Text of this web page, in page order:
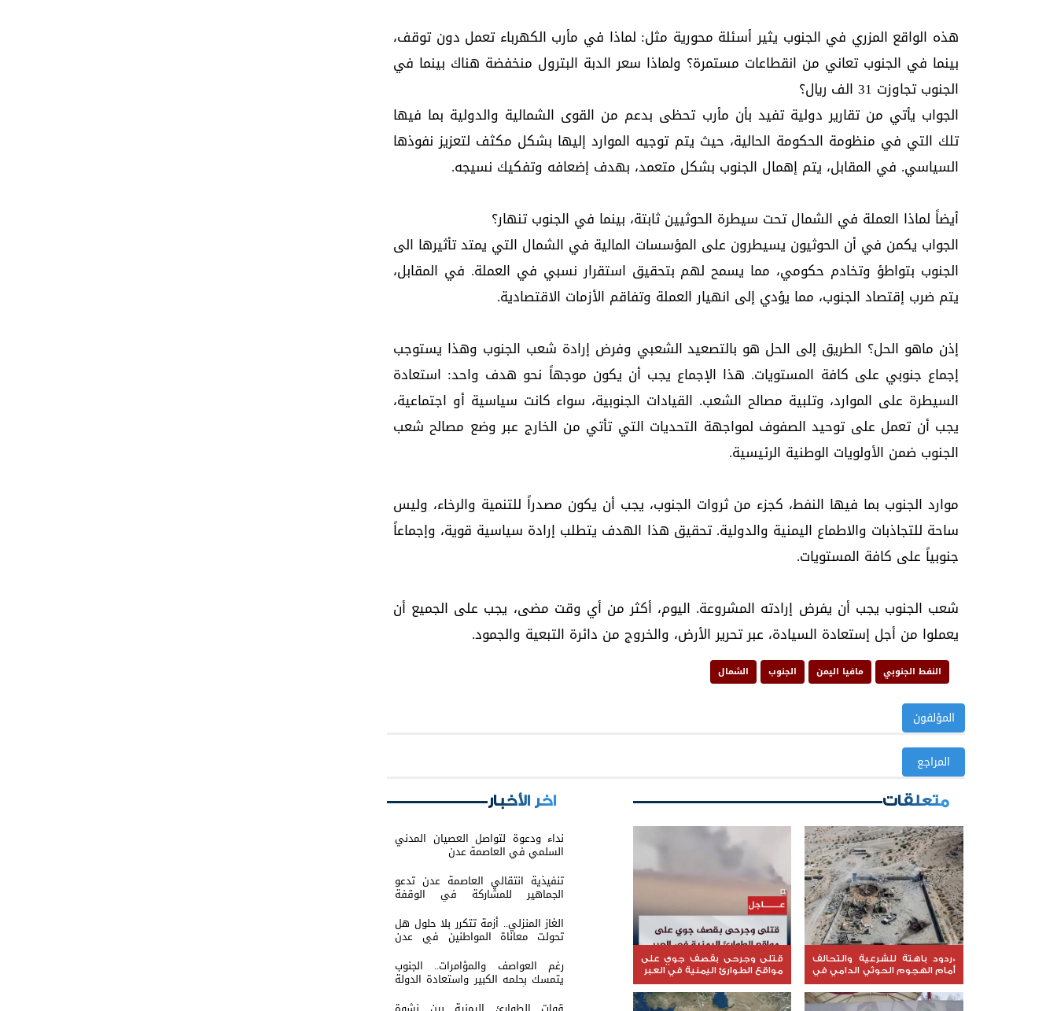
هذه الواقع المزري في الجنوب يثير أسئلة محورية مثل: لماذا في مأرب الكهرباء تعمل دون توقف،
بينما في الجنوب تعاني من انقطاعات مستمرة؟ ولماذا سعر الدبة البترول منخفضة هناك بينما في
الجنوب تجاوزت 31 الف ريال؟
الجواب يأتي من تقارير دولية تفيد بأن مأرب تحظى بدعم من القوى الشمالية والدولية بما فيها
تلك التي في منظومة الحكومة الحالية، حيث يتم توجيه الموارد إليها بشكل مكثف لتعزيز نفوذها
السياسي. في المقابل، يتم إهمال الجنوب بشكل متعمد، بهدف إضعافه وتفكيك نسيجه.
أيضاً لماذا العملة في الشمال تحت سيطرة الحوثيين ثابتة، بينما في الجنوب تنهار؟
الجواب يكمن في أن الحوثيون يسيطرون على المؤسسات المالية في الشمال التي يمتد تأثيرها الى
الجنوب بتواطؤ وتخادم حكومي، مما يسمح لهم بتحقيق استقرار نسبي في العملة. في المقابل،
يتم ضرب إقتصاد الجنوب، مما يؤدي إلى انهيار العملة وتفاقم الأزمات الاقتصادية.
إذن ماهو الحل؟ الطريق إلى الحل هو بالتصعيد الشعبي وفرض إرادة شعب الجنوب وهذا يستوجب
إجماع جنوبي على كافة المستويات. هذا الإجماع يجب أن يكون موجهاً نحو هدف واحد: استعادة
السيطرة على الموارد، وتلبية مصالح الشعب. القيادات الجنوبية، سواء كانت سياسية أو اجتماعية،
يجب أن تعمل على توحيد الصفوف لمواجهة التحديات التي تأتي من الخارج عبر وضع مصالح شعب
الجنوب ضمن الأولويات الوطنية الرئيسية.
موارد الجنوب بما فيها النفط، كجزء من ثروات الجنوب، يجب أن يكون مصدراً للتنمية والرخاء، وليس
ساحة للتجاذبات والاطماع اليمنية والدولية. تحقيق هذا الهدف يتطلب إرادة سياسية قوية، وإجماعاً
جنوبياً على كافة المستويات.
شعب الجنوب يجب أن يفرض إرادته المشروعة. اليوم، أكثر من أي وقت مضى، يجب على الجميع أن
يعملوا من أجل إستعادة السيادة، عبر تحرير الأرض، والخروج من دائرة التبعية والجمود.
النفط الجنوبي مافيا اليمن الجنوب الشمال
المؤلفون
المراجع
متعلقات
*ردود باهتة للشرعية والتحالف
أمام الهجوم الحوثي الدامي في
مأرب وحضرموت*
قتلى وجرحى بقصف جوي على
مواقع الطوارئ اليمنية في العبر
اخر الأخبار
نداء ودعوة لتواصل العصيان المدني
السلمي في العاصمة عدن
تنفيذية انتقالي العاصمة عدن تدعو
الجماهير للمشاركة في الوقفة
التضامنية مع المعتقل البطل معين
المقرحي
الغاز المنزلي.. أزمة تتكرر بلا حلول هل
تحولت معاناة المواطنين في عدن
والمحافظات إلى ورقة ضغط أم نتيجة
لفشل الإدارة؟
رغم العواصف والمؤامرات.. الجنوب
يتمسك بحلمه الكبير واستعادة الدولة
باتت عنوانًا لمرحلة الصمود